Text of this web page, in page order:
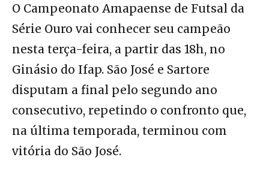
O Campeonato Amapaense de Futsal da
Série Ouro vai conhecer seu campeão
nesta terça-feira, a partir das 18h, no
Ginásio do Ifap. São José e Sartore
disputam a final pelo segundo ano
consecutivo, repetindo o confronto que,
na última temporada, terminou com
vitória do São José.